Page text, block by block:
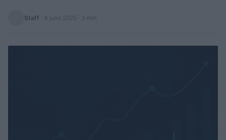
Staff 4 julio 2025 · 3 min